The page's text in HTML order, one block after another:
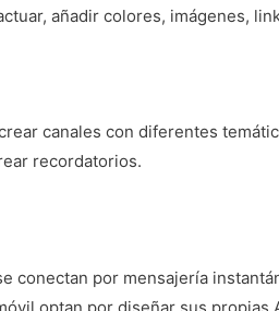
añadir colores, imágenes,
canales con diferentes
recordatorios.
conectan por mensajería